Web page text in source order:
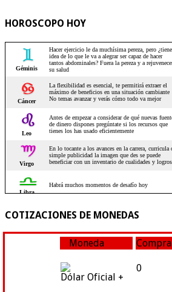
HOROSCOPO HOY
COTIZACIONES DE MONEDAS
Moneda Compra
Dólar Oficial +
0